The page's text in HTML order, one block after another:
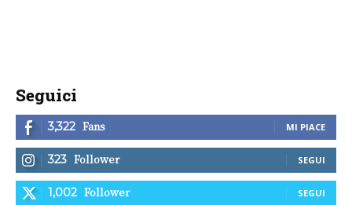
Seguici
3,322 Fans MI PIACE
323 Follower SEGUI
1,002 Follower SEGUI